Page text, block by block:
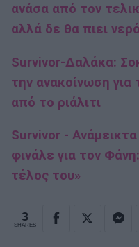
ανάσα από τον
αλλά δε θα πιει νερό
Survivor-Δαλάκα:
την ανακοίνωση για
από το ριάλιτι
Survivor -
φινάλε για τον
τέλος του»
3
SHARES